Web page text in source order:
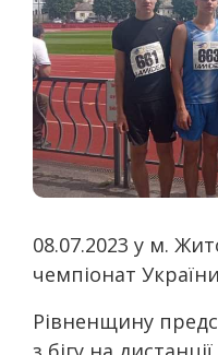
08.07.2023 у м.
чемпіонат
Рівненщину